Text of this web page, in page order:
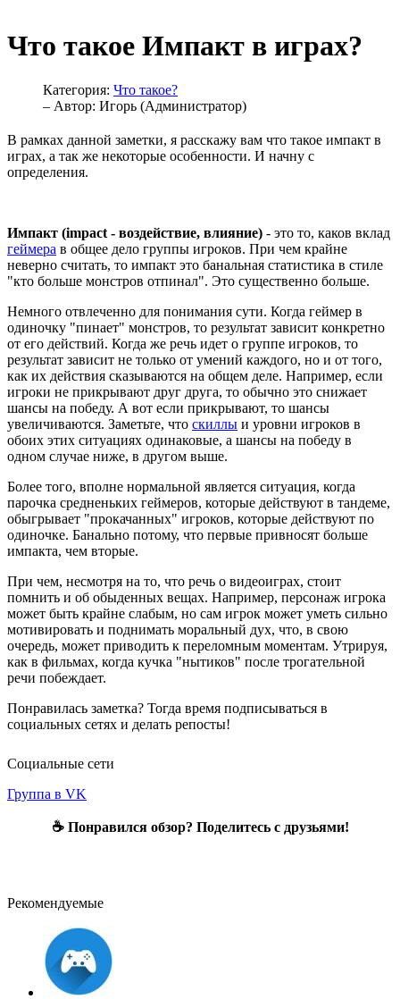
Что такое Импакт в играх?
Категория: Что такое?
– Автор: Игорь (Администратор)
В рамках данной заметки, я расскажу вам что такое импакт в
играх, а так же некоторые особенности. И начну с
определения.
Импакт (impact - воздействие, влияние) - это то, каков вклад
геймера в общее дело группы игроков. При чем крайне
неверно считать, то импакт это банальная статистика в стиле
"кто больше монстров отпинал". Это существенно больше.
Немного отвлеченно для понимания сути. Когда геймер в
одиночку "пинает" монстров, то результат зависит конкретно
от его действий. Когда же речь идет о группе игроков, то
результат зависит не только от умений каждого, но и от того,
как их действия сказываются на общем деле. Например, если
игроки не прикрывают друг друга, то обычно это снижает
шансы на победу. А вот если прикрывают, то шансы
увеличиваются. Заметьте, что скиллы и уровни игроков в
обоих этих ситуациях одинаковые, а шансы на победу в
одном случае ниже, в другом выше.
Более того, вполне нормальной является ситуация, когда
парочка средненьких геймеров, которые действуют в тандеме,
обыгрывает "прокачанных" игроков, которые действуют по
одиночке. Банально потому, что первые привносят больше
импакта, чем вторые.
При чем, несмотря на то, что речь о видеоиграх, стоит
помнить и об обыденных вещах. Например, персонаж игрока
может быть крайне слабым, но сам игрок может уметь сильно
мотивировать и поднимать моральный дух, что, в свою
очередь, может приводить к переломным моментам. Утрируя,
как в фильмах, когда кучка "нытиков" после трогательной
речи побеждает.
Понравилась заметка? Тогда время подписываться в
социальных сетях и делать репосты!
Социальные сети
Группа в VK
☕ Понравился обзор? Поделитесь с друзьями!
Рекомендуемые